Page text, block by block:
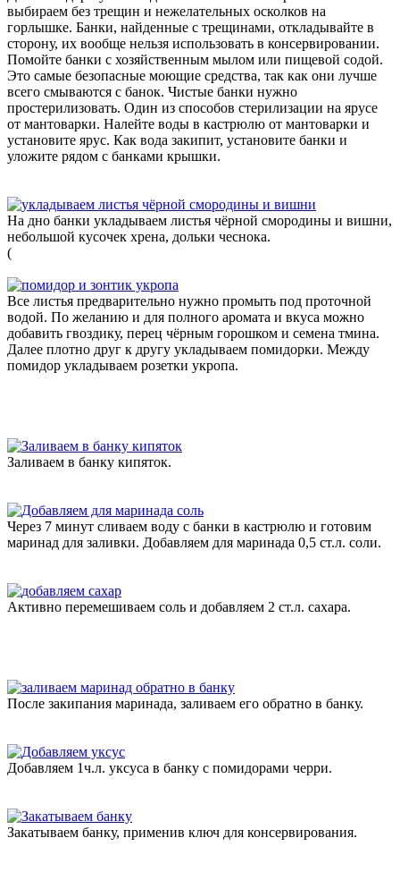
выбираем без трещин и нежелательных осколков на
горлышке. Банки, найденные с трещинами, откладывайте в
сторону, их вообще нельзя использовать в консервировании.
Помойте банки с хозяйственным мылом или пищевой содой.
Это самые безопасные моющие средства, так как они лучше
всего смываются с банок. Чистые банки нужно
простерилизовать. Один из способов стерилизации на ярусе
от мантоварки. Налейте воды в кастрюлю от мантоварки и
установите ярус. Как вода закипит, установите банки и
уложите рядом с банками крышки.
На дно банки укладываем листья чёрной смородины и вишни,
небольшой кусочек хрена, дольки чеснока.
(
Все листья предварительно нужно промыть под проточной
водой. По желанию и для полного аромата и вкуса можно
добавить гвоздику, перец чёрным горошком и семена тмина.
Далее плотно друг к другу укладываем помидорки. Между
помидор укладываем розетки укропа.
Заливаем в банку кипяток.
Через 7 минут сливаем воду с банки в кастрюлю и готовим
маринад для заливки. Добавляем для маринада 0,5 ст.л. соли.
Активно перемешиваем соль и добавляем 2 ст.л. сахара.
После закипания маринада, заливаем его обратно в банку.
Добавляем 1ч.л. уксуса в банку с помидорами черри.
Закатываем банку, применив ключ для консервирования.